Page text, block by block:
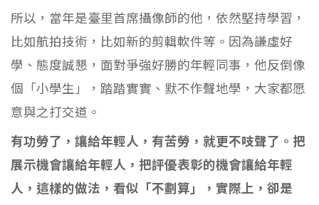
所以，當年是臺里首席攝像師的他，依然堅持學習，
比如航拍技術，比如新的剪輯軟件等。因為謙虛好
學、態度誠懇，面對爭強好勝的年輕同事，他反倒像
個「小學生」，踏踏實實、默不作聲地學，大家都愿
意與之打交道。
有功勞了，讓給年輕人，有苦勞，就更不吱聲了。把
展示機會讓給年輕人，把評優表彰的機會讓給年輕
人，這樣的做法，看似「不劃算」，實際上，卻是